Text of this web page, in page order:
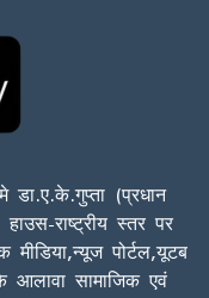
(प्रधान
राष्ट्रीय स्तर पर
पोर्टल,यूटब
आलावा सामाजिक एवं